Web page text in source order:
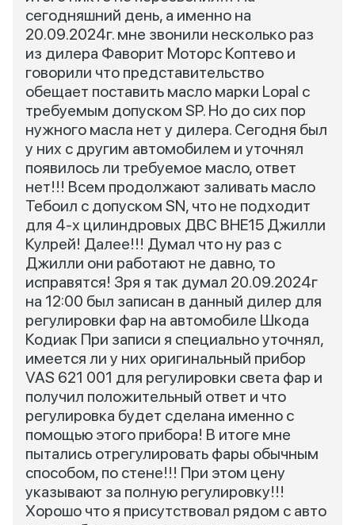
сегодняшний день, а именно на
20.09.2024г. мне звонили несколько раз
из дилера Фаворит Моторс Коптево и
говорили что представительство
обещает поставить масло марки Lopal с
требуемым допуском SP. Но до сих пор
нужного масла нет у дилера. Сегодня был
у них с другим автомобилем и уточнял
появилось ли требуемое масло, ответ
нет!!! Всем продолжают заливать масло
Тебоил с допуском SN, что не подходит
для 4-х цилиндровых ДВС BHE15 Джилли
Кулрей! Далее!!! Думал что ну раз с
Джилли они работают не давно, то
исправятся! Зря я так думал 20.09.2024г
на 12:00 был записан в данный дилер для
регулировки фар на автомобиле Шкода
Кодиак При записи я специально уточнял,
имеется ли у них оригинальный прибор
VAS 621 001 для регулировки света фар и
получил положительный ответ и что
регулировка будет сделана именно с
помощью этого прибора! В итоге мне
пытались отрегулировать фары обычным
способом, по стене!!! При этом цену
указывают за полную регулировку!!!
Хорошо что я присутствовал рядом с авто